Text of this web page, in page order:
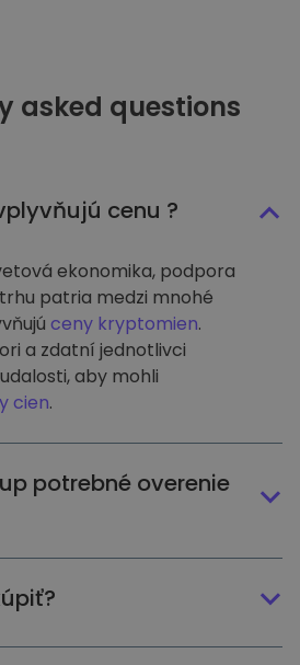
asked questions
cenu ?
ekonomika, podpora
patria medzi mnohé
ceny kryptomien.
a zdatní jednotlivci
aby mohli
cien.
potrebné overenie